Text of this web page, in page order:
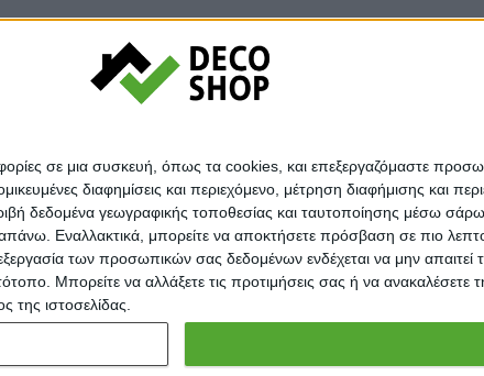
σε μια συσκευή, όπως τα cookies, και επεξεργαζόμαστε
διαφημίσεις και περιεχόμενο, μέτρηση διαφήμισης και
δεδομένα γεωγραφικής τοποθεσίας και ταυτοποίησης μέσω
Εναλλακτικά, μπορείτε να αποκτήσετε πρόσβαση σε πιο
των προσωπικών σας δεδομένων ενδέχεται να μην απαιτεί
Μπορείτε να αλλάξετε τις προτιμήσεις σας ή να
της ιστοσελίδας.